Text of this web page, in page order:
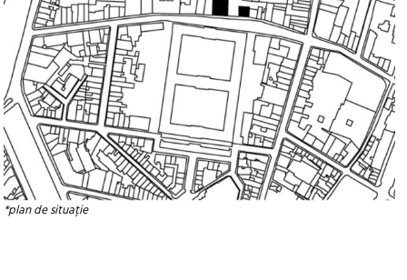
*plan de situație